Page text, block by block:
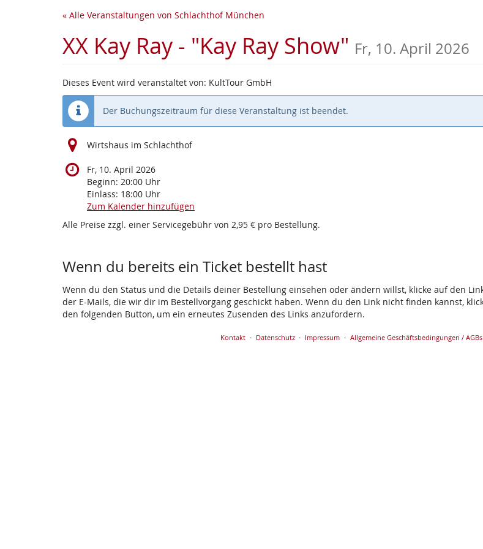
« Alle Veranstaltungen von Schlachthof München
XX Kay Ray - "Kay Ray Show" Fr, 10. April 2026
Dieses Event wird veranstaltet von: KultTour GmbH
Der Buchungszeitraum für diese Veranstaltung ist beendet.
Wirtshaus im Schlachthof
Fr, 10. April 2026
Beginn: 20:00 Uhr
Einlass: 18:00 Uhr
Zum Kalender hinzufügen
Alle Preise zzgl. einer Servicegebühr von 2,95 € pro Bestellung.
Wenn du bereits ein Ticket bestellt hast
Wenn du den Status und die Details deiner Bestellung einsehen oder ändern willst, klicke auf den
der E-Mails, die wir dir im Bestellvorgang geschickt haben. Wenn du den Link nicht finden kannst,
den folgenden Button, um ein erneutes Zusenden des Links anzufordern.
Kontakt Datenschutz Impressum Allgemeine Geschäftsbedingungen / AGBs